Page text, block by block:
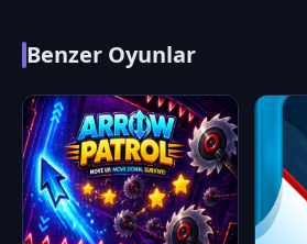
Benzer Oyunlar